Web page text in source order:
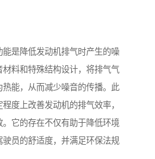
是降低发动机排气时产生的噪
料和特殊结构设计，将排气气
能，从而减少噪音的传播。此
度上改善发动机的排气效率，
它的存在不仅有助于降低环境
驶员的舒适度，并满足环保法规